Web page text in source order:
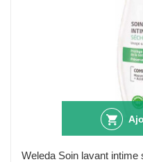
Weleda Soin lavant